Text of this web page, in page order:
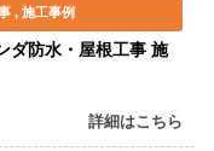
施工事例
防水・屋根工事 施
詳細はこちら